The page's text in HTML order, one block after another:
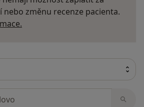
nebo změnu recenze pacienta.